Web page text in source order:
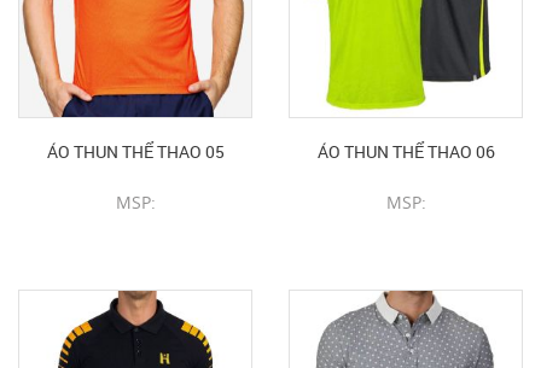
ÁO THUN THỂ THAO 05
MSP:
ÁO THUN THỂ THAO 06
MSP: